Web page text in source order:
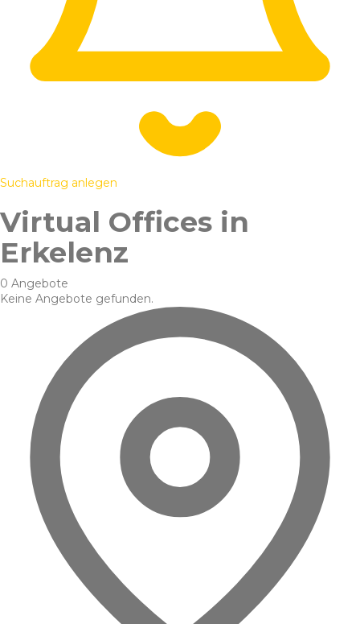
Suchauftrag anlegen
Virtual Offices in
Erkelenz
0 Angebote
Keine Angebote gefunden.